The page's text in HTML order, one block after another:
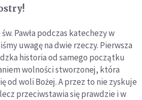
Pawła podczas katechezy w
uwagę na dwie rzeczy. Pierwsza
historia od samego początku
wolności stworzonej, która
od woli Bożej. A przez to nie zyskuje
przeciwstawia się prawdzie i w